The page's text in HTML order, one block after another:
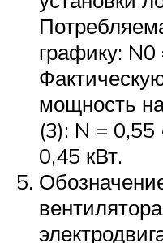
графику: N0
мощность
(3): N =
0,45 кВт.